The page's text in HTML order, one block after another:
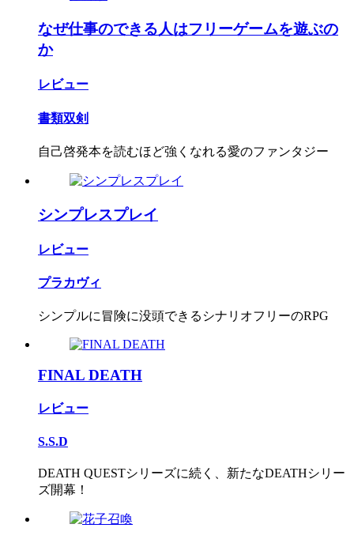
なぜ仕事のできる人はフリーゲームを遊ぶの
か
レビュー
書類双剣
自己啓発本を読むほど強くなれる愛のファンタジー
シンプレスプレイ
レビュー
プラカヴィ
シンプルに冒険に没頭できるシナリオフリーのRPG
FINAL DEATH
レビュー
S.S.D
DEATH QUESTシリーズに続く、新たなDEATHシリー
ズ開幕！